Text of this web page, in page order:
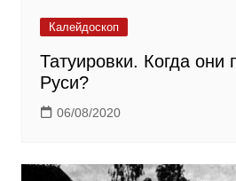
Калейдоскоп
Татуировки. Когда они
Руси?
06/08/2020